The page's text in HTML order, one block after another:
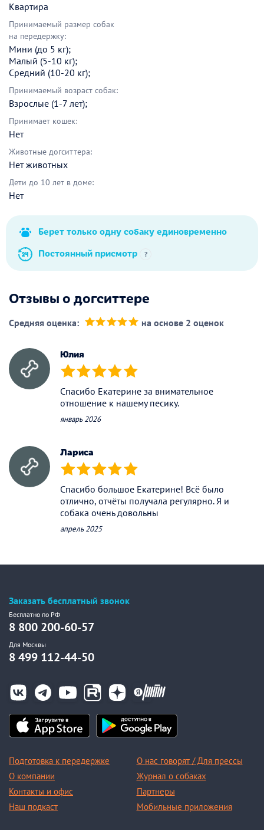
Квартира
Принимаемый размер собак
на передержку:
Мини (до 5 кг);
Малый (5-10 кг);
Средний (10-20 кг);
Принимаемый возраст собак:
Взрослые (1-7 лет);
Принимает кошек:
Нет
Животные догситтера:
Нет животных
Дети до 10 лет в доме:
Нет
Берет только одну собаку единовременно
Постоянный присмотр
?
Отзывы о догситтере
Средняя оценка: на основе 2 оценок
Юлия
(*) (*) (*) (*) (*)
Спасибо Екатерине за внимательное
отношение к нашему песику.
январь 2026
Лариса
(*) (*) (*) (*) (*)
Спасибо большое Екатерине! Всё было
отлично, отчёты получала регулярно. Я и
собака очень довольны
апрель 2025
Заказать бесплатный звонок
Бесплатно по РФ
8 800 200-60-57
Для Москвы
8 499 112-44-50
Подготовка к передержке
О компании
Контакты и офис
Наш подкаст
О нас говорят / Для прессы
Журнал о собаках
Партнеры
Мобильные приложения